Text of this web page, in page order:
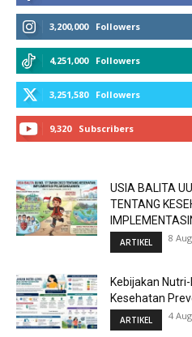
3,200,000 Followers
4,251,000 Followers
3,251,580 Followers
9,320 Subscribers
USIA BALITA
TENTANG
ARTIKEL 8
Kebijakan
Kesehatan
ARTIKEL 4